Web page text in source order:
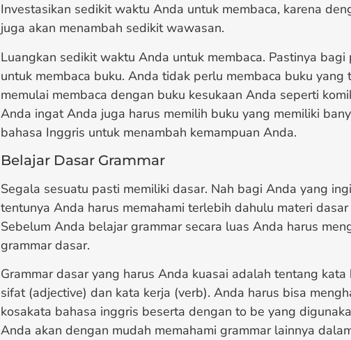
Investasikan sedikit waktu Anda untuk membaca, karena
juga akan menambah sedikit wawasan.
Luangkan sedikit waktu Anda untuk membaca. Pastinya
untuk membaca buku. Anda tidak perlu membaca buku yang
memulai membaca dengan buku kesukaan Anda seperti
Anda ingat Anda juga harus memilih buku yang memiliki
bahasa Inggris untuk menambah kemampuan Anda.
Belajar Dasar Grammar
Segala sesuatu pasti memiliki dasar. Nah bagi Anda yang
tentunya Anda harus memahami terlebih dahulu materi
Sebelum Anda belajar grammar secara luas Anda harus
grammar dasar.
Grammar dasar yang harus Anda kuasai adalah tentang kata
sifat (adjective) dan kata kerja (verb). Anda harus bisa
kosakata bahasa inggris beserta dengan to be yang
Anda akan dengan mudah memahami grammar lainnya